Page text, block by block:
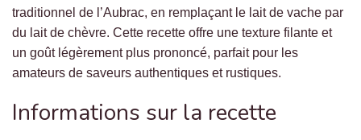
traditionnel de l’Aubrac, en remplaçant le lait de vache par
du lait de chèvre. Cette recette offre une texture filante et
un goût légèrement plus prononcé, parfait pour les
amateurs de saveurs authentiques et rustiques.
Informations sur la recette